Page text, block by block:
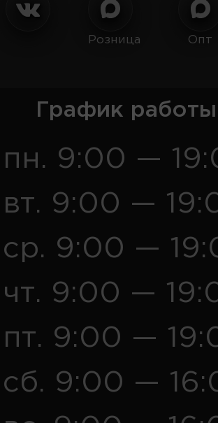
Розница Опт
График
пн. 9:00 —
вт. 9:00 —
ср. 9:00 —
чт. 9:00 —
пт. 9:00 —
сб. 9:00 —